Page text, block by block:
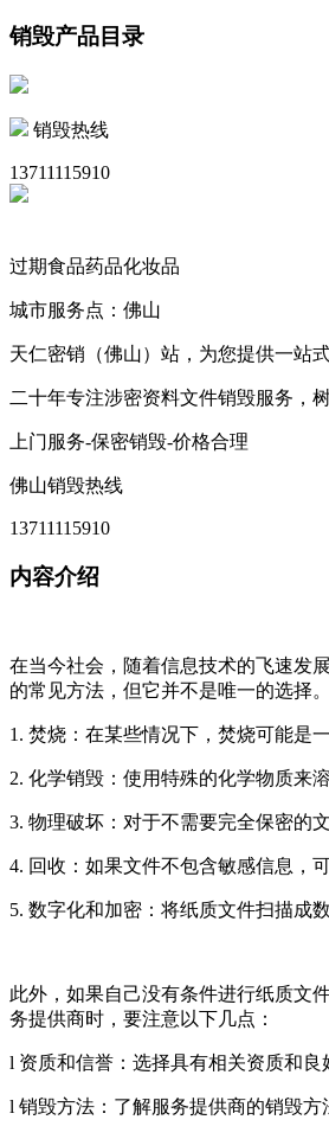
销毁产品目录
销毁热线
13711115910
过期食品药品化妆品
城市服务点：佛山
天仁密销（佛山）站，为您提供一站
二十年专注涉密资料文件销毁服务，
上门服务-保密销毁-价格合理
佛山销毁热线
13711115910
内容介绍
在当今社会，随着信息技术的飞速发
的常见方法，但它并不是唯一的选择
1. 焚烧：在某些情况下，焚烧可能是
2. 化学销毁：使用特殊的化学物质来
3. 物理破坏：对于不需要完全保密的
4. 回收：如果文件不包含敏感信息，
5. 数字化和加密：将纸质文件扫描成
此外，如果自己没有条件进行纸质文
务提供商时，要注意以下几点：
l 资质和信誉：选择具有相关资质和良
l 销毁方法：了解服务提供商的销毁方